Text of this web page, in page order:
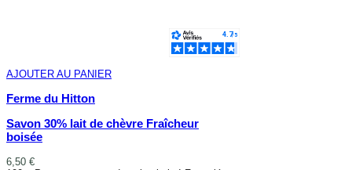
AJOUTER AU PANIER
Ferme du Hitton
Savon 30% lait de chèvre Fraîcheur
boisée
6,50 €